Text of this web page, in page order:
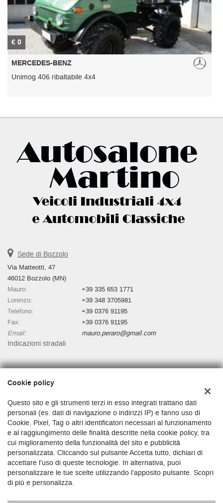
€ 0
MERCEDES-BENZ
Unimog 406 ribaltabile 4x4
Sede di Bozzolo
Via Matteotti, 47
46012 Bozzolo (MN)
Mauro:
+39 335 653 1771
Lorenzo:
+39 348 3705981
Telefono:
+39 0376 91195
Fax:
+39 0376 91195
Email:
mauro.peraro@gmail.com
Indicazioni stradali
Dati fiscali:
Via Matteotti, 47, Bozzolo (MN)
C.F/P.IVA: 01481530200
Registro delle imprese:MN
Cookie policy
Questo sito e gli strumenti terzi in esso integrati trattano dati
personali (es. dati di navigazione o indirizzi IP) e fanno uso di
Cookie, Pixel, Tag o altri identificatori necessari al funzionamento
e al raggiungimento delle finalità descritte nella cookie policy, tra
cui miglioramento della funzionalità del sito e pubblicità
personalizzata. Cliccando sul pulsante Accetta tutto, dichiari di
accettare l'uso di queste tecnologie. In alternativa, puoi
personalizzare le tue scelte utilizzando l'apposito pulsante. Scopri
di più e personalizza.